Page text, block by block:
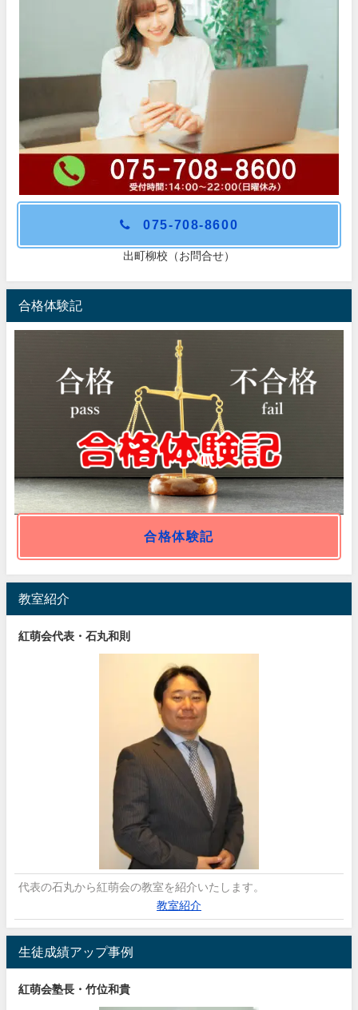
075-708-8600
出町柳校（お問合せ）
合格体験記
合格体験記
教室紹介
紅萌会代表・石丸和則
代表の石丸から紅萌会の教室を紹介いたします。
教室紹介
生徒成績アップ事例
紅萌会塾長・竹位和貴